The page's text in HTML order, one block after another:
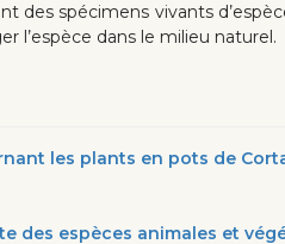
des spécimens vivants
l’espèce dans le milieu naturel.
les plants en pots de
des espèces animales et